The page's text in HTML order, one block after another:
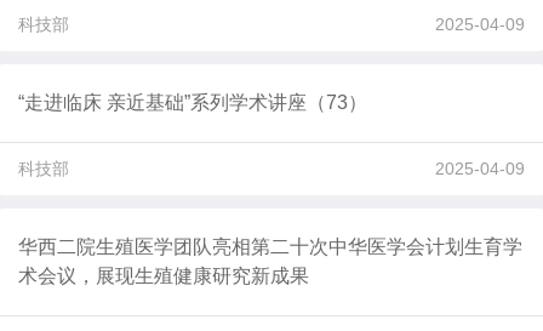
科技部 2025-04-09
“走进临床 亲近基础”系列学术讲座（73）
科技部 2025-04-09
华西二院生殖医学团队亮相第二十次中华医学会计划生育学
术会议，展现生殖健康研究新成果